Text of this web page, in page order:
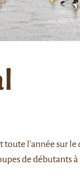
toute l’année sur
de débutants